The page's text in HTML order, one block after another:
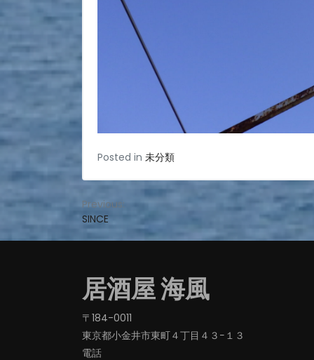
Posted in 未分類
投
稿
ビ
ゲ
ー
シ
Previous:
SINCE
居酒屋 海風
〒184-0011
東京都小金井市東町４丁目４３−１３
電話